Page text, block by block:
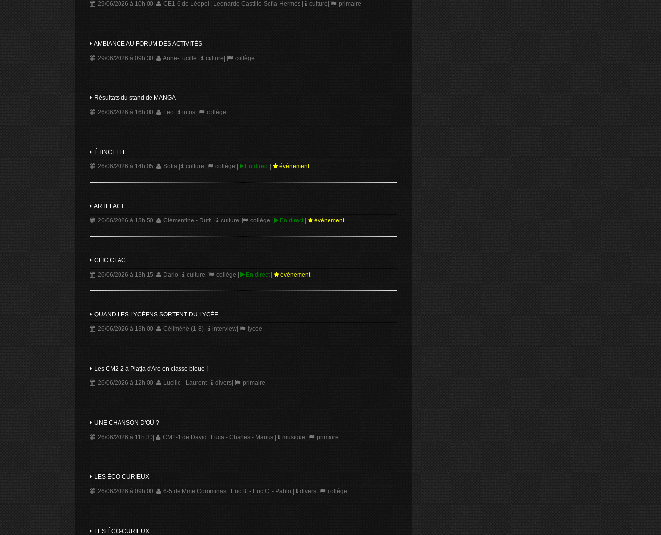
29/06/2026 à 10h 00 CE1-6 de Léopol : Leonardo-Castille-Sofía-Hermès| culture primaire
AMBIANCE AU FORUM DES ACTIVITÉS
29/06/2026 à 09h 30 Anne-Lucille culture collège
Résultats du stand de MANGA
26/06/2026 à 16h 00| Leo infos| collège
ÉTINCELLE
26/06/2026 à 14h 05 Sofia| culture collège En direct| événement
ARTEFACT
26/06/2026 à 13h 50 Clémentine - Ruth culture collège En direct| événement
CLIC CLAC
26/06/2026 à 13h 15 Dario culture collège En direct| événement
QUAND LES LYCÉENS SORTENT DU LYCÉE
26/06/2026 à 13h 00 Célimène (1-8)| interview| lycée
Les CM2-2 à Platja d'Aro en classe bleue !
26/06/2026 à 12h 00 Lucille - Laurent| divers| primaire
UNE CHANSON D'OÙ ?
26/06/2026 à 11h 30 CM1-1 de David : Luca - Charles - Marius| musique primaire
LES ÉCO-CURIEUX
26/06/2026 à 09h 00 6-5 de Mme Corominas : Eric B. - Eric C. - Pablo divers| collège
LES ÉCO-CURIEUX